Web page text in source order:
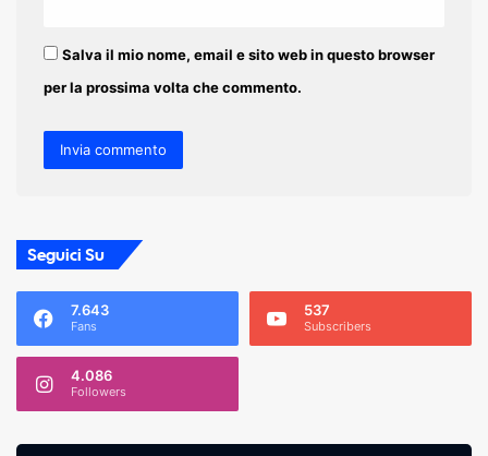
Salva il mio nome, email e sito web in questo browser
per la prossima volta che commento.
Seguici Su
7.643
Fans
537
Subscribers
4.086
Followers